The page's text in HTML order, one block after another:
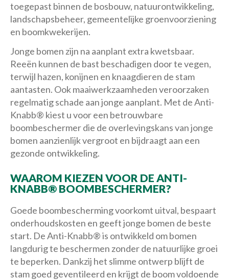
toegepast binnen de bosbouw, natuurontwikkeling,
landschapsbeheer, gemeentelijke groenvoorziening
en boomkwekerijen.
Jonge bomen zijn na aanplant extra kwetsbaar.
Reeën kunnen de bast beschadigen door te vegen,
terwijl hazen, konijnen en knaagdieren de stam
aantasten. Ook maaiwerkzaamheden veroorzaken
regelmatig schade aan jonge aanplant. Met de Anti-
Knabb® kiest u voor een betrouwbare
boombeschermer die de overlevingskans van jonge
bomen aanzienlijk vergroot en bijdraagt aan een
gezonde ontwikkeling.
WAAROM KIEZEN VOOR DE ANTI-
KNABB® BOOMBESCHERMER?
Goede boombescherming voorkomt uitval, bespaart
onderhoudskosten en geeft jonge bomen de beste
start. De Anti-Knabb® is ontwikkeld om bomen
langdurig te beschermen zonder de natuurlijke groei
te beperken. Dankzij het slimme ontwerp blijft de
stam goed geventileerd en krijgt de boom voldoende